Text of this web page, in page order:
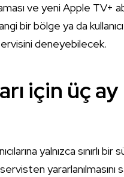
ve yeni Apple TV+
bölge ya da kullanıcı
deneyebilecek.
için üç
yalnızca sınırlı bir
yararlanılmasını